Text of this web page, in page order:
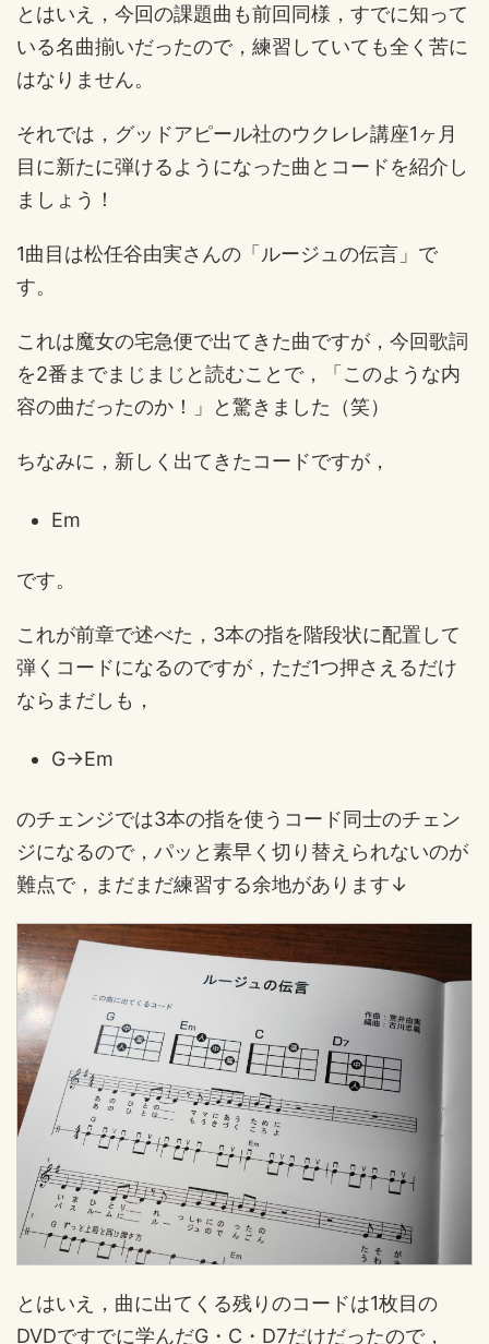
とはいえ，今回の課題曲も前回同様，すでに知って
いる名曲揃いだったので，練習していても全く苦に
はなりません。
それでは，グッドアピール社のウクレレ講座1ヶ月
目に新たに弾けるようになった曲とコードを紹介し
ましょう！
1曲目は松任谷由実さんの「ルージュの伝言」で
す。
これは魔女の宅急便で出てきた曲ですが，今回歌詞
を2番までまじまじと読むことで，「このような内
容の曲だったのか！」と驚きました（笑）
ちなみに，新しく出てきたコードですが，
Em
です。
これが前章で述べた，3本の指を階段状に配置して
弾くコードになるのですが，ただ1つ押さえるだけ
ならまだしも，
G→Em
のチェンジでは3本の指を使うコード同士のチェン
ジになるので，パッと素早く切り替えられないのが
難点で，まだまだ練習する余地があります↓
とはいえ，曲に出てくる残りのコードは1枚目の
DVDですでに学んだG・C・D7だけだったので，